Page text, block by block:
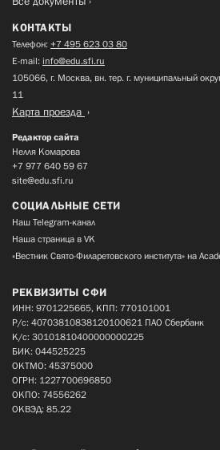
КОНТАКТЫ
Телефон: +7 495 623 03 80
E-mail: info@edu.sfi.ru
105066, г. Москва, вн. тер. г. муниципальный
11
Карта проезда
Редактор сайта
Нелля Комарова
+7 977 640 59 67
site@edu.sfi.ru
СОЦИАЛЬНЫЕ СЕТИ
Наш Telegram-канал
Наша страница в VK
«Вестник Свято-Филаретовского института» на
РЕКВИЗИТЫ СФИ
ИНН: 9701225665, КПП: 770101001
Р/с: 40703810838120100621 ПАО Сбербанк
К/с: 30101810400000000225
БИК: 044525225
ОКТМО: 45375000
ОГРН: 1227700696850
ОКПО: 74556262
ОКВЭД: 85.22